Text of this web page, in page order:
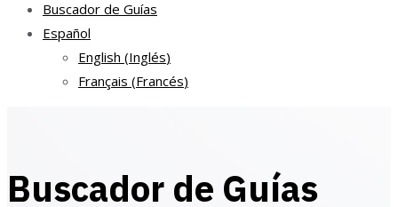
Buscador de Guías
Español
English (Inglés)
Français (Francés)
Buscador de Guías